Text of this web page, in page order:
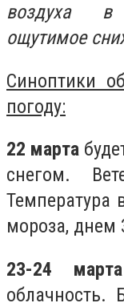
воздуха в
ощутимое
Синоптики
погоду:
22 марта
снегом.
Температура
мороза, днем
23-24 марта
облачность.